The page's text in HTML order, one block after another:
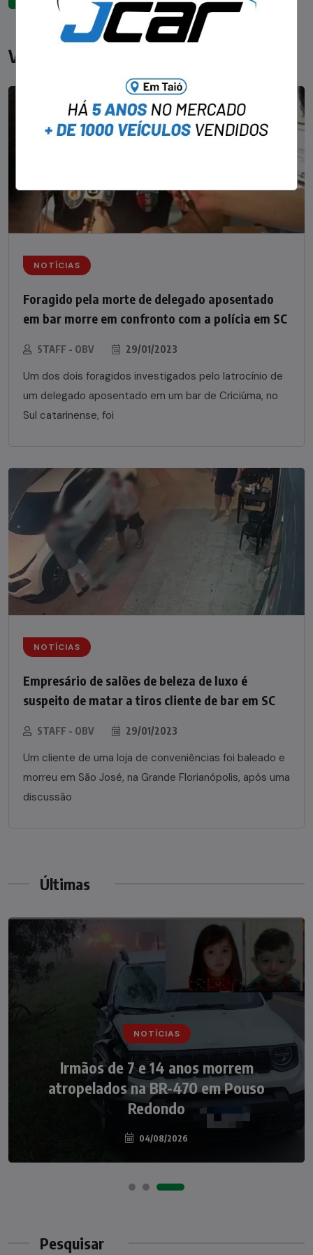
Você pode gostar
NOTÍCIAS
Foragido pela morte de delegado aposentado
em bar morre em confronto com a polícia em SC
STAFF - OBV 29/01/2023
Um dos dois foragidos investigados pelo latrocínio de
um delegado aposentado em um bar de Criciúma, no
Sul catarinense, foi
NOTÍCIAS
Empresário de salões de beleza de luxo é
suspeito de matar a tiros cliente de bar em SC
STAFF - OBV 29/01/2023
Um cliente de uma loja de conveniências foi baleado e
morreu em São José, na Grande Florianópolis, após uma
discussão
Últimas
NOTÍCIAS
Irmãos de 7 e 14 anos morrem
atropelados na BR-470 em Pouso
Redondo
04/08/2026
NOTÍCIAS
Nádia Menegazzi leva o nome de Taió ao
palco do Programa Silvio Santos
07/08/2026
Pesquisar